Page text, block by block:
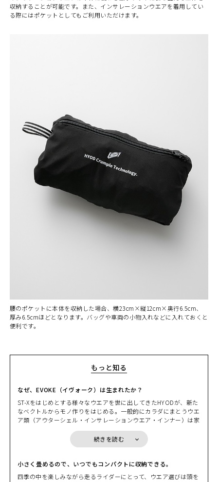
収納することが可能です。また、インサレーションウエアを着用してい
る際にはポケットとしてもご利用いただけます。
腰のポケットに本体を収納した場合、横23cm×縦12cm×奥行6.5cm、
厚み6.5cmほどとなります。バッグや車両の小物入れなどに入れておくと
便利です。
もっと知る
なぜ、EVOKE（イヴォーク）は生まれたか？
ST-Xをはじめとする様々なウエアを世に出してきたHYODが、新た
なベクトルからモノ作りをはじめる。一般的にカラダにまとうウエ
ア類（アウターシェル・インサレーションウエア・インナー）は家
の日の天気や気温、どんなルートを走るかでライダーは一日のウエ
アリングを決める。しかしながら、その決定には少しばかりの“我
ながら。HYODはそこに目をつけた。
先週末に走ったツーリングシーンを思い浮かべる。出掛ける時には
続きを読む
小さく畳めるので、いつでもコンパクトに収納できる。
四季の中を楽しみながら走るライダーにとって、ウエア選びは頭を
カラー・サイズ選択
HEATHER BEIGE
¥22,000 (税込)